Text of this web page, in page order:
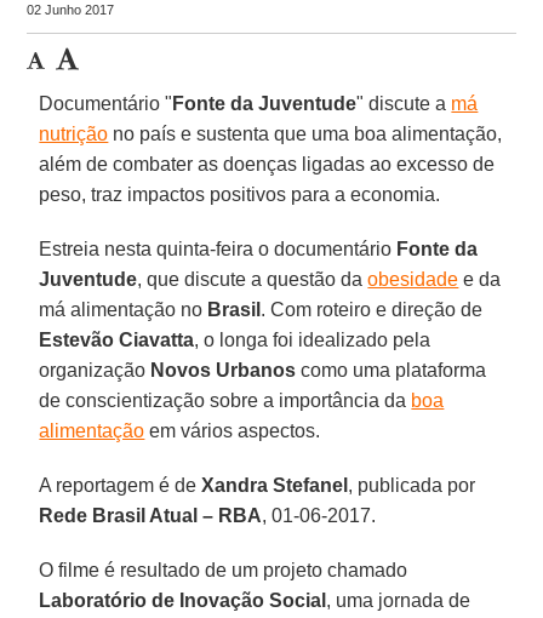
02 Junho 2017
Documentário " Fonte da Juventude" discute a má
nutrição no país e sustenta que uma boa alimentação,
além de combater as doenças ligadas ao excesso de
peso, traz impactos positivos para a economia.
Estreia nesta quinta-feira o documentário Fonte da
Juventude, que discute a questão daobesidade e da
má alimentação no Brasil . Com roteiro e direção de
Estevão Ciavatta, o longa foi idealizado pela
organização Novos Urbanos como uma plataforma
de conscientização sobre a importância da boa
alimentação em vários aspectos.
A reportagem é deXandra Stefanel , publicada por
Rede Brasil Atual – RBA, 01-06-2017.
O filme é resultado de um projeto chamado
Laboratório de Inovação Social , uma jornada de